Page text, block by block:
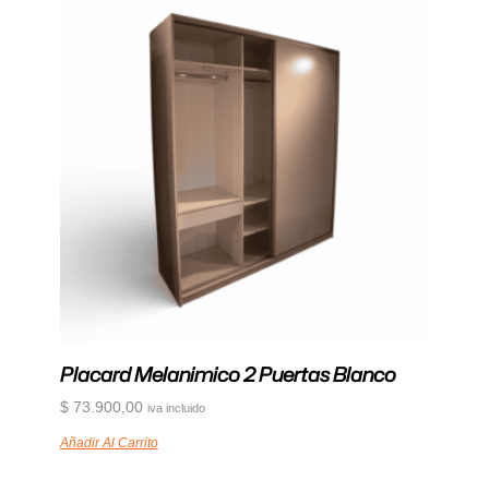
Placard Melanimico 2 Puertas Blanco
$73.900,00 iva incluido
Añadir Al Carrito